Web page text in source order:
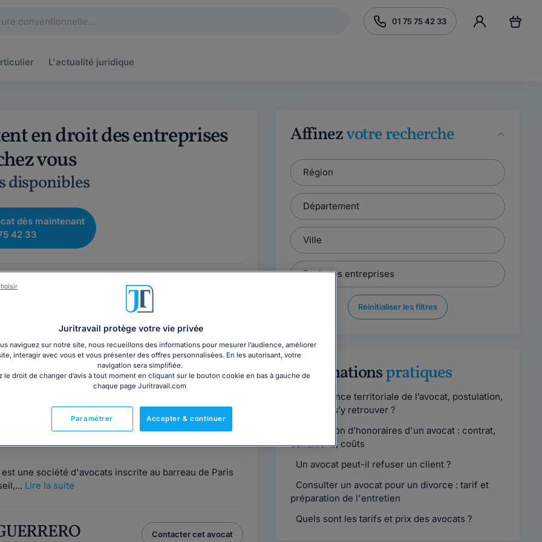
01 75 75 42 33
L'actualité juridique
en droit des entreprises
vous
disponibles
dès maintenant
42 33
composé d'avocats spécialistes et
est composé de plusieurs bureaux implantés à...
est une société d'avocats inscrite au barreau de Paris
Lire la suite
Contacter cet avocat
Affinezvotre recherche
Réinitialiser les filtres
Informationspratiques
Compétence territoriale de l’avocat, postulation,
comment s’y retrouver ?
Convention d’honoraires d'un avocat : contrat,
conditions, coûts
Un avocat peut-il refuser un client ?
Consulter un avocat pour un divorce : tarif et
préparation de l'entretien
Quels sont les tarifs et prix des avocats ?
Juritravail protège votre vie privée
naviguez sur notre site, nous recueillons des informations pour mesurer l’audience, améliorer
interagir avec vous et vous présenter des offres personnalisées. En les autorisant, votre
navigation sera simplifiée.
le droit de changer d’avis à tout moment en cliquant sur le bouton cookie en bas à gauche de
chaque page Juritravail.com
Accepter & continuer
Paramétrer